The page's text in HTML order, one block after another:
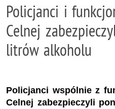
Policjanci i
Celnej
litrów alkoholu
Policjanci wspólnie z
Celnej zabezpieczyli